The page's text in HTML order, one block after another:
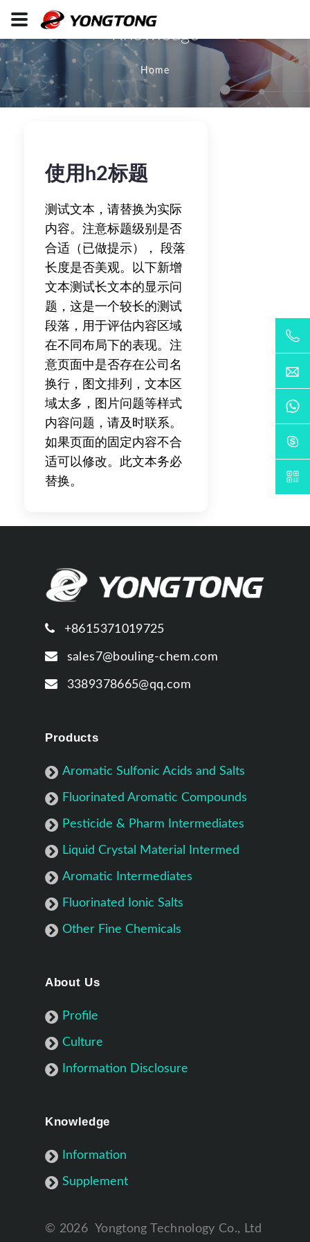
Knowledge
Home
使用h2标题
测试文本，请替换为实际
内容。注意标题级别是否
合适（已做提示）， 段落
长度是否美观。以下新增
文本测试长文本的显示问
题，这是一个较长的测试
段落，用于评估内容区域
在不同布局下的表现。注
意页面中是否存在公司名
换行，图文排列，文本区
域太多，图片问题等样式
内容问题，请及时联系。
如果页面的固定内容不合
适可以修改。此文本务必
替换。
+8615371019725
sales7@bouling-chem.com
3389378665@qq.com
Products
Aromatic Sulfonic Acids and Salts
Fluorinated Aromatic Compounds
Pesticide & Pharm Intermediates
Liquid Crystal Material Intermed
Aromatic Intermediates
Fluorinated Ionic Salts
Other Fine Chemicals
About Us
Profile
Culture
Information Disclosure
Knowledge
Information
Supplement
© 2026 Yongtong Technology Co., Ltd